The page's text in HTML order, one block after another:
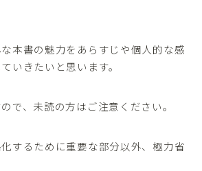
本書の魅力をあらすじや個人的な感
いきたいと思います。
で、未読の方はご注意ください。
するために重要な部分以外、極力省